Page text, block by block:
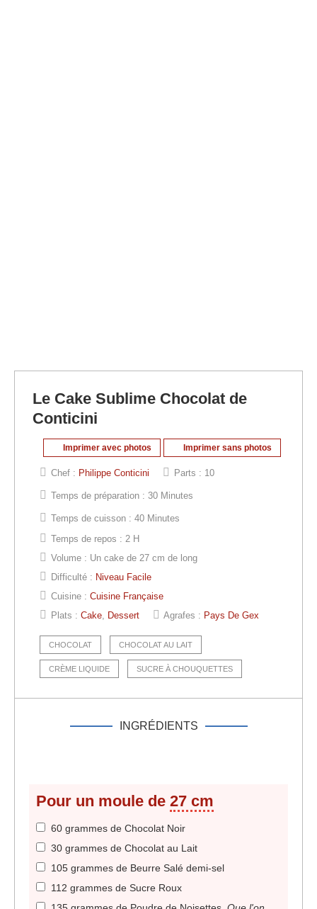
Le Cake Sublime Chocolat de
Conticini
Imprimer avec photos Imprimer sans photos
Chef : Philippe Conticini Parts : 10
Temps de préparation : 30 Minutes
Temps de cuisson : 40 Minutes
Temps de repos : 2 H
Volume : Un cake de 27 cm de long
Difficulté : Niveau Facile
Cuisine : Cuisine Française
Plats : Cake, Dessert Agrafes : Pays De Gex
CHOCOLAT CHOCOLAT AU LAIT
CRÈME LIQUIDE SUCRE À CHOUQUETTES
INGRÉDIENTS
Pour un moule de 27 cm
60 grammes de Chocolat Noir
30 grammes de Chocolat au Lait
105 grammes de Beurre Salé demi-sel
112 grammes de Sucre Roux